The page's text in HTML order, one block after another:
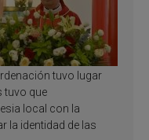
tuvo lugar
tuvo que
local con la
la identidad de las